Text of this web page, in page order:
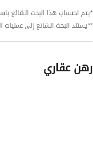
*يتم احتساب هذا البحث الشائع
**يستند البحث الشائع إلى عمليات
رهن عقاري